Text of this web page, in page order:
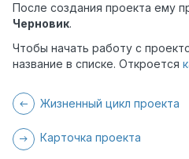
После создания проекта ему
Черновик.
Чтобы начать работу с
название в списке. Откроется
Жизненный цикл проекта
Карточка проекта